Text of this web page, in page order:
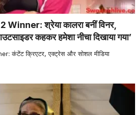
श्रेया कालरा बनीं विनर,
कहकर हमेशा नीचा दिखाया गया’
कंटेंट क्रिएटर, एक्ट्रेस और सोशल मीडिया